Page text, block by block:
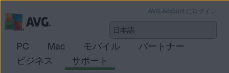
AVG Account にログイン
PC Mac モバイル
パートナー
ビジネス
サポート